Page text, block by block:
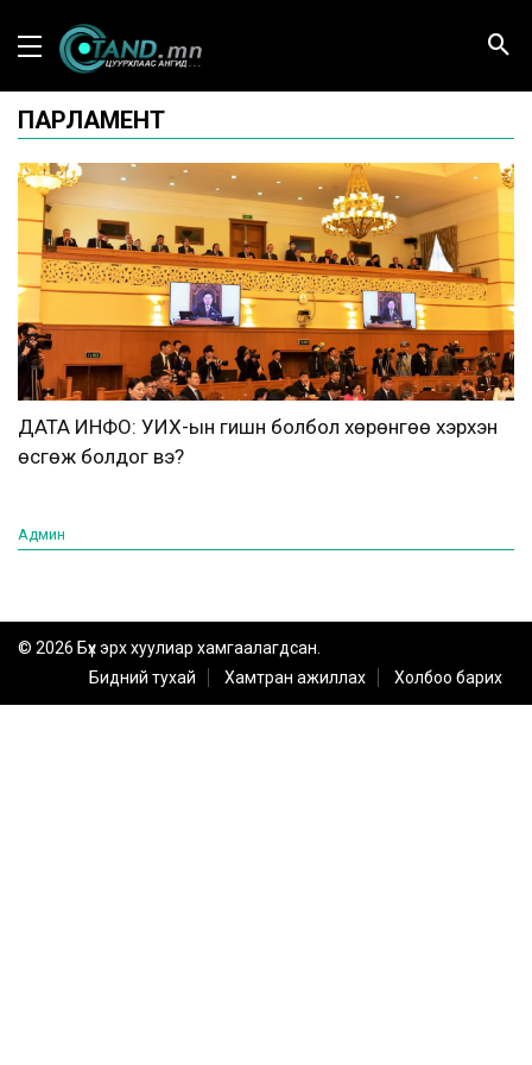
ПАРЛАМЕНТ
ДАТА ИНФО: УИХ-ын гишүүн болбол хөрөнгөө хэрхэн
өсгөж болдог вэ?
Админ
© 2026 Бүх эрх хуулиар хамгаалагдсан.
Бидний тухай
Хамтран ажиллах Холбоо барих